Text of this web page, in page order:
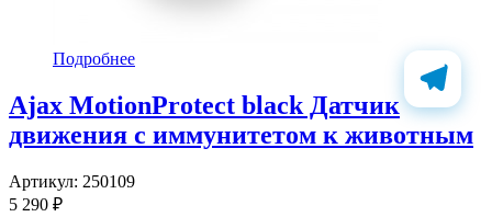
Подробнее
Ajax MotionProtect black Датчик
движения с иммунитетом к животным
Артикул: 250109
5 290 ₽